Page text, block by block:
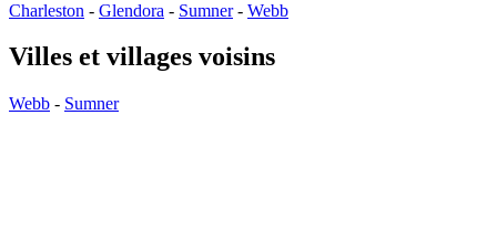
Charleston - Glendora - Sumner- Webb
Villes et villages voisins
Webb - Sumner